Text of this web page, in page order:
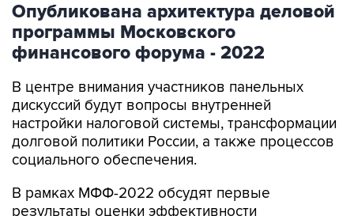
Опубликована архитектура деловой
программы Московского
финансового форума - 2022
В центре внимания участников панельных
дискуссий будут вопросы внутренней
настройки налоговой системы, трансформации
долговой политики России, а также процессов
социального обеспечения.
В рамках МФФ-2022 обсудят первые
результаты оценки эффективности